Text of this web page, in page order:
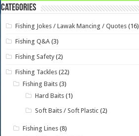
Categories
Fishing Jokes / Lawak Mancing / Quotes (16)
Fishing Q&A (3)
Fishing Safety (2)
Fishing Tackles (22)
Fishing Baits (3)
Hard Baits (1)
Soft Baits / Soft Plastic (2)
Fishing Lines (8)